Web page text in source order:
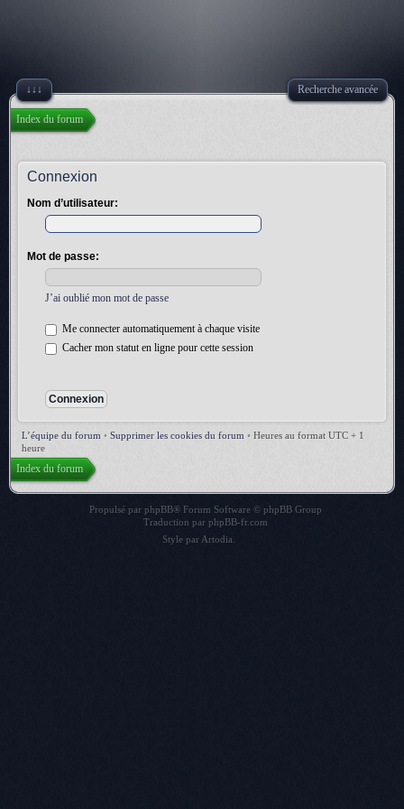
↓↓↓ Recherche avancée
Index du forum
Connexion
Nom d’utilisateur:
Mot de passe:
J’ai oublié mon mot de passe
Me connecter automatiquement à chaque visite
Cacher mon statut en ligne pour cette session
L’équipe du forum • Supprimer les cookies du forum • Heures au format UTC + 1
heure
Index du forum
Propulsé par phpBB® Forum Software © phpBB Group
Traduction par phpBB-fr.com
Style par Artodia